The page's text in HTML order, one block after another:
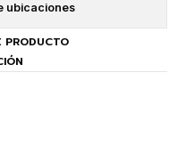
ubicaciones
PRODUCTO